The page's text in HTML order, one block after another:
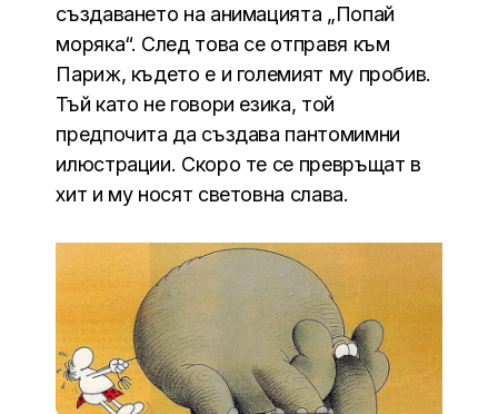
създаването на анимацията „Попай
моряка“. След това се отправя към
Париж, където е и големият му пробив.
Тъй като не говори езика, той
предпочита да създава пантомимни
илюстрации. Скоро те се превръщат в
хит и му носят световна слава.